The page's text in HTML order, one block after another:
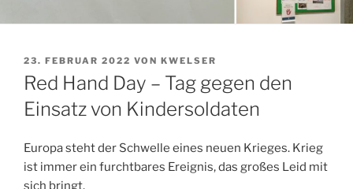
VERÖFFENTLICHT
AM
23. FEBRUAR 2022 VON KWELSER
Red Hand Day – Tag gegen den
Einsatz von Kindersoldaten
Europa steht der Schwelle eines neuen Krieges. Krieg
ist immer ein furchtbares Ereignis, das großes Leid mit
sich bringt.